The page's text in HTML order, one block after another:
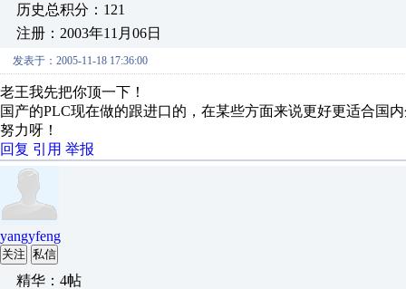
历史总积分：121
注册：2003年11月06日
发表于：2005-11-18 17:36:00
老王我先把你顶一下！
国产的PLC现在做的跟进口的，在某些方面来说更好更适合国
努力呀！
回复 引用 举报
yangyfeng
关注 私信
精华：4帖